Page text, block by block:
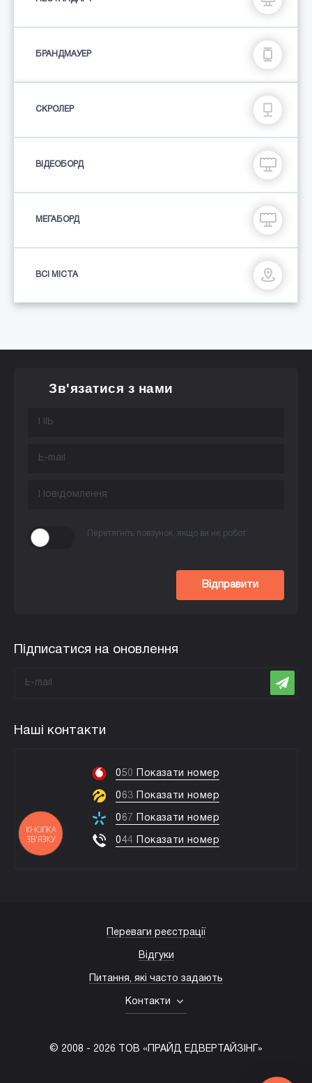
БРАНДМАУЕР
СКРОЛЕР
ВІДЕОБОРД
МЕГАБОРД
ВСІ МІСТА
Зв'язатися з нами
Перетягніть повзунок, якщо ви не робот
Відправити
Підписатися на оновлення
Наші контакти
050 Показати номер
063 Показати номер
06 7 Показати номер
044 Показати номер
© 2008 - 2026 ТОВ «ПРАЙД ЕДВЕРТАЙЗІНГ»
Переваги реєстрації
Відгуки
Питання, які часто задають
Контакти
КНОПКА
ЗВ'ЯЗКУ